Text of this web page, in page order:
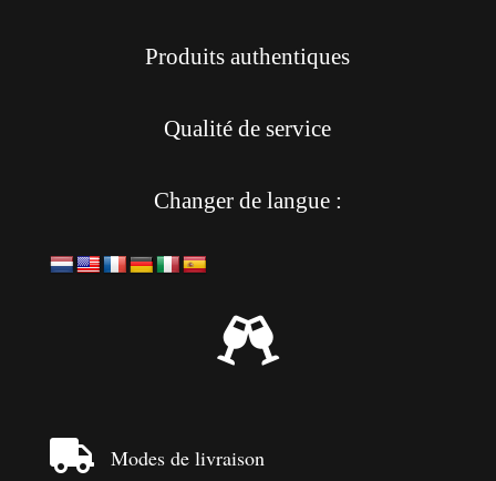
Produits authentiques
Qualité de service
Changer de langue :

 Modes de livraison